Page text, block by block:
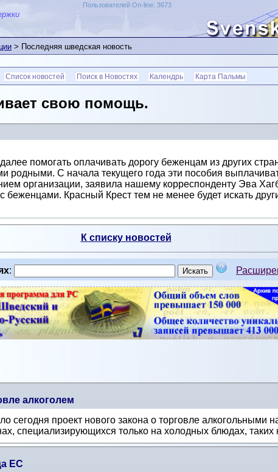
Пользователей On-line: 3673
> Последняя шведская новость
Список новостей Поиск в Новостях Календрь Карта Пальмы
свою помощь.
помогать оплачивать дорогу беженцам из других
родными. С начала текущего года эти пособия
организации, заявила нашему корреспонденту Эва
беженцами. Красный Крест тем не менее будет искать
К списку новостей
:
алкоголем
сегодня проект нового закона о торговле алкогольными
специализирующихся только на холодных блюдах, таких
ЕС